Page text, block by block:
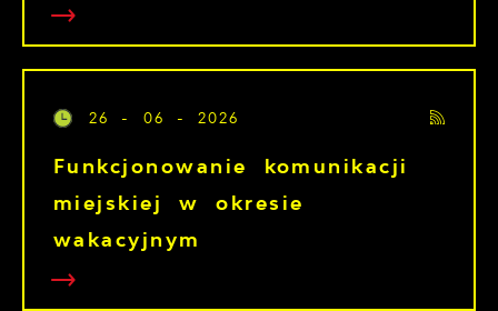
26 - 06 - 2026
Funkcjonowanie komunikacji
miejskiej w okresie
wakacyjnym